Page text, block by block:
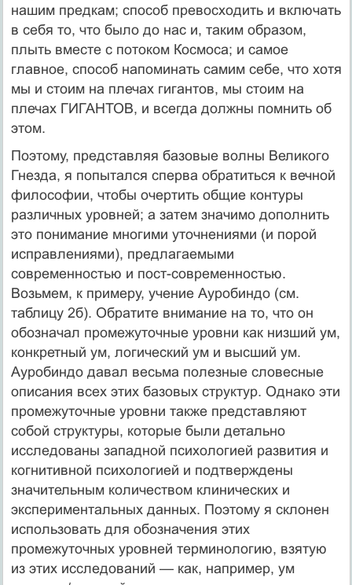
нашим предкам; способ превосходить и включать
в себя то, что было до нас и, таким образом,
плыть вместе с потоком Космоса; и самое
главное, способ напоминать самим себе, что хотя
мы и стоим на плечах гигантов, мы стоим на
плечах ГИГАНТОВ, и всегда должны помнить об
этом.
Поэтому, представляя базовые волны Великого
Гнезда, я попытался сперва обратиться к вечной
философии, чтобы очертить общие контуры
различных уровней; а затем значимо дополнить
это понимание многими уточнениями (и порой
исправлениями), предлагаемыми
современностью и пост-современностью.
Возьмем, к примеру, учение Ауробиндо (см.
таблицу 2б). Обратите внимание на то, что он
обозначал промежуточные уровни как низший ум,
конкретный ум, логический ум и высший ум.
Ауробиндо давал весьма полезные словесные
описания всех этих базовых структур. Однако эти
промежуточные уровни также представляют
собой структуры, которые были детально
исследованы западной психологией развития и
когнитивной психологией и подтверждены
значительным количеством клинических и
экспериментальных данных. Поэтому я склонен
использовать для обозначения этих
промежуточных уровней терминологию, взятую
из этих исследований — как, например, ум